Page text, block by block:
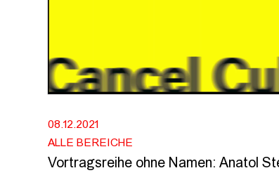
08.12.2021
ALLE BEREICHE
Vortragsreihe ohne Namen: Anatol